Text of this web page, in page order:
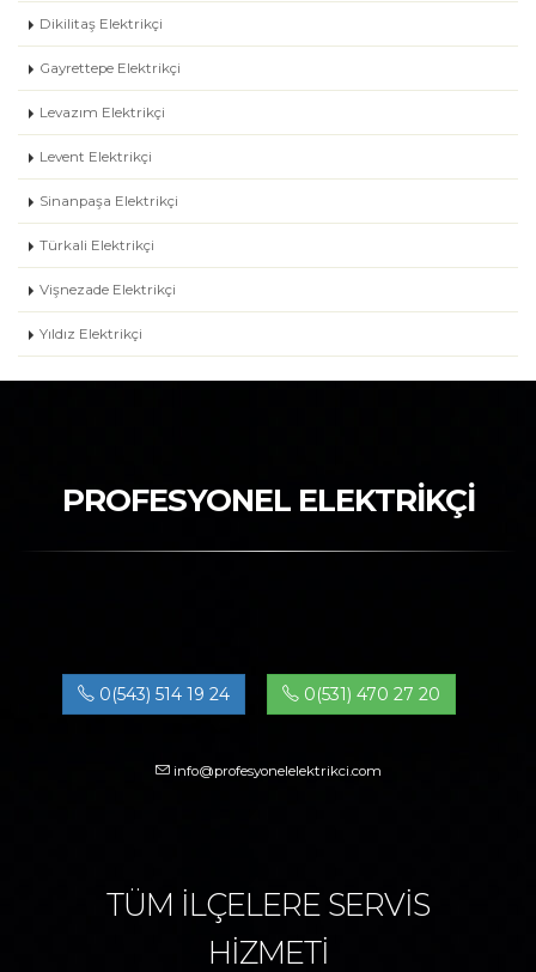
Dikilitaş Elektrikçi
Gayrettepe Elektrikçi
Levazım Elektrikçi
Levent Elektrikçi
Sinanpaşa Elektrikçi
Türkali Elektrikçi
Vişnezade Elektrikçi
Yıldız Elektrikçi
PROFESYONEL ELEKTRİKÇİ
0(543) 514 19 24 0(531) 470 27 20
info@profesyonelelektrikci.com
TÜM İLÇELERE SERVİS
HİZMETİ